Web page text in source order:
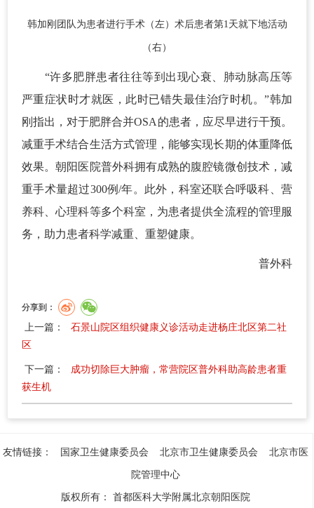
韩加刚团队为患者进行手术（左）术后患者第1天就下地活动
（右）
“许多肥胖患者往往等到出现心衰、肺动脉高压等
严重症状时才就医，此时已错失最佳治疗时机。”韩加
刚指出，对于肥胖合并OSA的患者，应尽早进行干预。
减重手术结合生活方式管理，能够实现长期的体重降低
效果。朝阳医院普外科拥有成熟的腹腔镜微创技术，减
重手术量超过300例/年。此外，科室还联合呼吸科、营
养科、心理科等多个科室，为患者提供全流程的管理服
务，助力患者科学减重、重塑健康。
普外科
分享到：
上一篇：
石景山院区组织健康义诊活动走进杨庄北区第二社
区
下一篇：
成功切除巨大肿瘤，常营院区普外科助高龄患者重
获生机
友情链接： 国家卫生健康委员会 北京市卫生健康委员会
北京市医
院管理中心
版权所有： 首都医科大学附属北京朝阳医院